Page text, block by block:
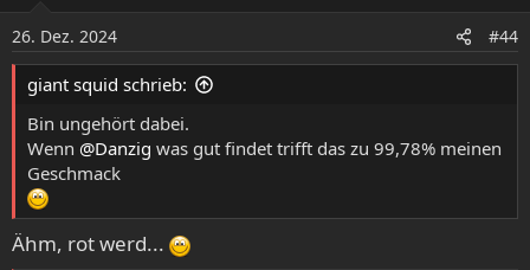
o
n
e
n
26. Dez. 2024 #44
giant squid schrieb:
Bin ungehört dabei.
Wenn @Danzig was gut findet trifft das zu 99,78% meinen
Geschmack
Ähm, rot werd...